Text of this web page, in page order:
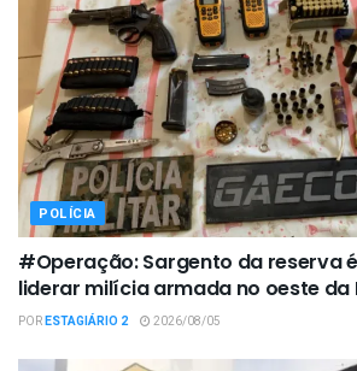
POLÍCIA
#Operação: Sargento da reserva
liderar milícia armada no oeste da
PORESTAGIÁRIO 2 2026/08/05